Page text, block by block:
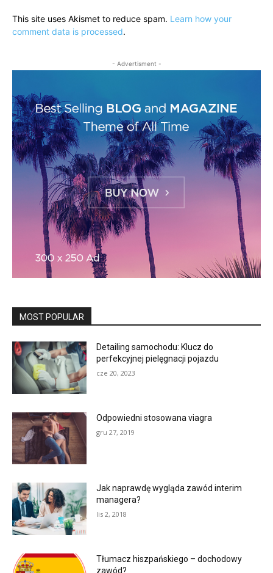
This site uses Akismet to reduce spam. Learn how your
comment data is processed.
- Advertisment -
MOST POPULAR
Detailing samochodu: Klucz do
perfekcyjnej pielęgnacji pojazdu
cze 20, 2023
Odpowiedni stosowana viagra
gru 27, 2019
Jak naprawdę wygląda zawód interim
managera?
lis 2, 2018
Tłumacz hiszpańskiego – dochodowy
zawód?